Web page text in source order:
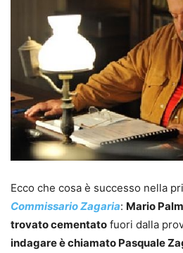
Ecco che cosa è successo nella
Commissario Zagaria: Mario
trovato cementato fuori dalla
indagare è chiamato Pasquale